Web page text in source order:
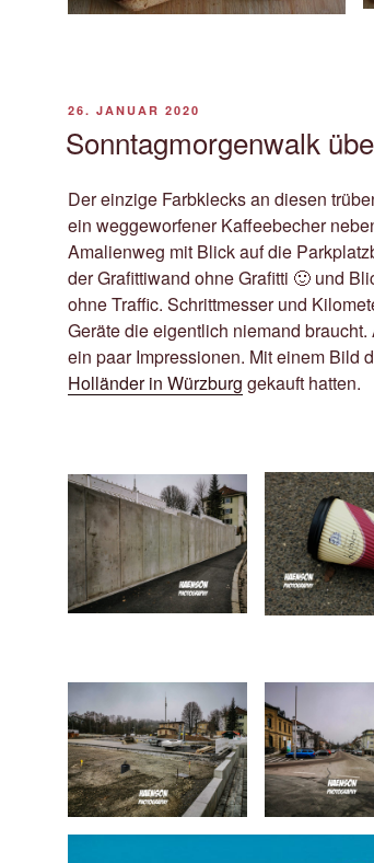
VERÖFFENTLICHT
26. JANUAR 2020
Sonntagmorgenwalk
Der einzige Farbklecks an diesen
ein weggeworfener Kaffeebecher
Amalienweg mit Blick auf die
der Grafittiwand ohne Grafitti 🙂 und
ohne Traffic. Schrittmesser und
Geräte die eigentlich niemand
ein paar Impressionen. Mit einem Bild
Holländer in Würzburg gekauft hatten.